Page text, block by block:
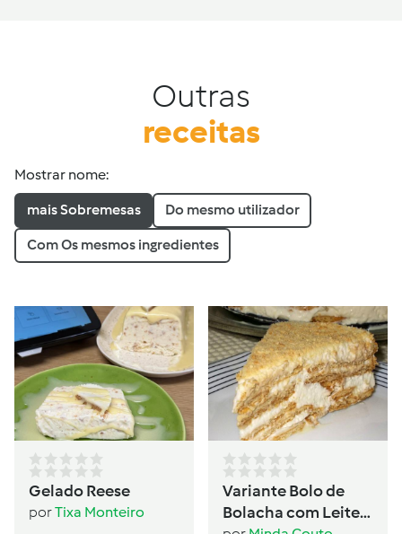
Outras
receitas
Mostrar nome:
mais Sobremesas Do mesmo utilizador
Com Os mesmos ingredientes
Gelado Reese
porTixa Monteiro
Variante Bolo de
Bolacha com Leite